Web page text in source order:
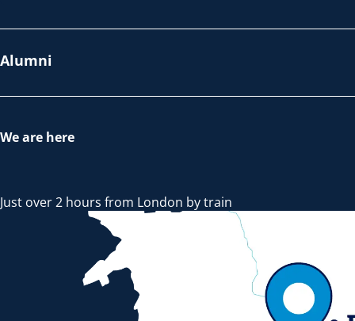
Alumni
We are here
Just over 2 hours from London by train